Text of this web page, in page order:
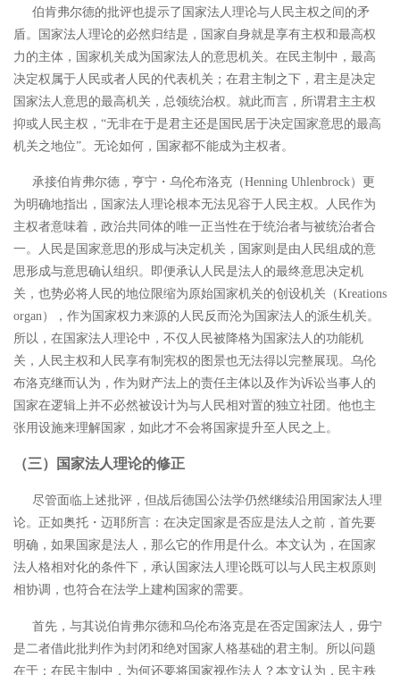
伯肯弗尔德的批评也提示了国家法人理论与人民主权之间的矛
盾。国家法人理论的必然归结是，国家自身就是享有主权和最高权
力的主体，国家机关成为国家法人的意思机关。在民主制中，最高
决定权属于人民或者人民的代表机关；在君主制之下，君主是决定
国家法人意思的最高机关，总领统治权。 就此而言，所谓君主主权
抑或人民主权，“无非在于是君主还是国民居于决定国家意思的最高
机关之地位”。 无论如何，国家都不能成为主权者。
承接伯肯弗尔德，亨宁 ・乌伦布洛克（Henning Uhlenbrock）更
为明确地指出，国家法人理论根本无法见容于人民主权。人民作为
主权者意味着，政治共同体的唯一正当性在于统治者与被统治者合
一。人民是国家意思的形成与决定机关，国家则是由人民组成的意
思形成与意思确认组织。即便承认人民是法人的最终意思决定机
关，也势必将人民的地位限缩为原始国家机关的创设机关（Kreations
organ），作为国家权力来源的人民反而沦为国家法人的派生机关。
所以，在国家法人理论中，不仅人民被降格为国家法人的功能机
关，人民主权和人民享有制宪权的图景也无法得以完整展现。乌伦
布洛克继而认为，作为财产法上的责任主体以及作为诉讼当事人的
国家在逻辑上并不必然被设计为与人民相对置的独立社团。他也主
张用设施来理解国家，如此才不会将国家提升至人民之上。
（三）国家法人理论的修正
尽管面临上述批评，但战后德国公法学仍然继续沿用国家法人理
论。正如奥托 ・迈耶所言：在决定国家是否应是法人之前，首先要
明确，如果国家是法人，那么它的作用是什么。 本文认为，在国家
法人格相对化的条件下，承认国家法人理论既可以与人民主权原则
相协调，也符合在法学上建构国家的需要。
首先，与其说伯肯弗尔德和乌伦布洛克是在否定国家法人，毋宁
是二者借此批判作为封闭和绝对国家人格基础的君主制。所以问题
在于：在民主制中，为何还要将国家视作法人？本文认为，民主秩